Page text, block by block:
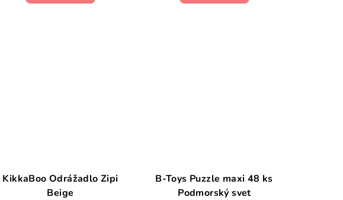
KikkaBoo Odrážadlo Zipi
Beige
B-Toys Puzzle maxi 48 ks
Podmorský svet